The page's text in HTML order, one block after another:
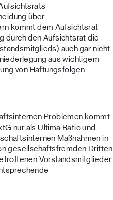
über
kommt dem Aufsichtsrat
durch den Aufsichtsrat die
auch gar nicht
aus wichtigem
von Haftungsfolgen
Problemen kommt
nur als Ultima Ratio und
Maßnahmen in
gesellschaftsfremden Dritten
Vorstandsmitglieder